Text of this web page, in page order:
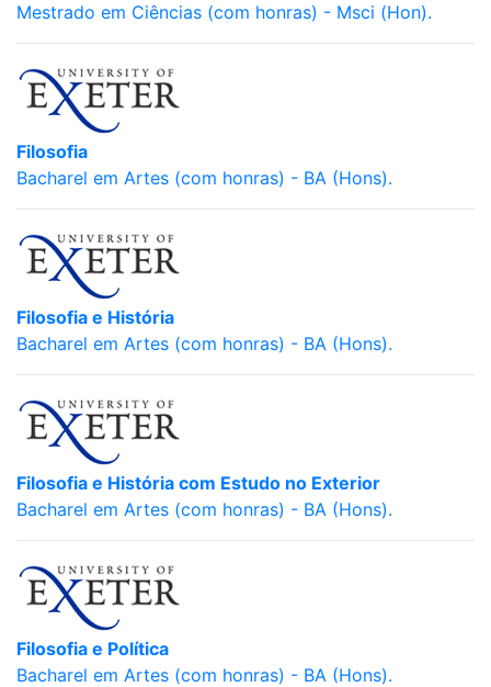
Mestrado em Ciências (com honras) - Msci (Hon).
Filosofia
Bacharel em Artes (com honras) - BA (Hons).
Filosofia e História
Bacharel em Artes (com honras) - BA (Hons).
Filosofia e História com Estudo no Exterior
Bacharel em Artes (com honras) - BA (Hons).
Filosofia e Política
Bacharel em Artes (com honras) - BA (Hons).